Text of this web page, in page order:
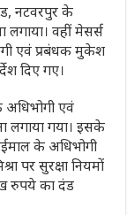
नटवरपुर के
लगाया। वहीं मेसर्स
एवं प्रबंधक मुकेश
दिए गए।
अधिभोगी एवं
लगाया गया। इसके
के अधिभोगी
पर सुरक्षा नियमों
रुपये का दंड